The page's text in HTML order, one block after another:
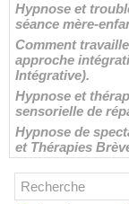
Hypnose et
séance mère-
Comment
approche
Intégrative).
Hypnose et
sensorielle de
Hypnose de
et Thérapies